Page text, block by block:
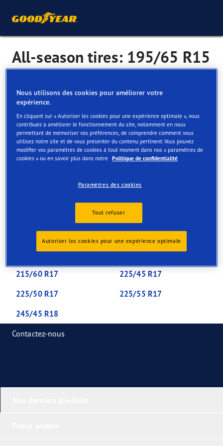
All-season tires: 195/65 R15
As the name suggests, all-season tyres are a great option
for all-round performance with a wide variety of surfaces
and conditions.
Designed to: cope with changing weather conditions like
rain, sleet, slush and even light snow.
Consider if: you live in a place with seasonal weather.
Tailles de pneus toutes saisons populaires
205/50 R17
205/45 R16
205/55 R16
205/60 R16
215/55 R17
215/60 R17
225/45 R17
225/50 R17
225/55 R17
245/45 R18
Contactez-nous
Nous utilisons des cookies pour améliorer votre
expérience.
En cliquant sur « Autoriser les cookies pour une expérience optimale », vous
contribuez à améliorer le fonctionnement du site, notamment en nous
permettant de mémoriser vos préférences, de comprendre comment vous
utilisez notre site et de vous présenter du contenu pertinent. Vous pouvez
modifier vos paramètres de cookies à tout moment dans nos « paramètres de
cookies » ou en savoir plus dans notre Politique de confidentialité
Paramètres des cookies
Tout refuser
Autoriser les cookies pour une expérience optimale